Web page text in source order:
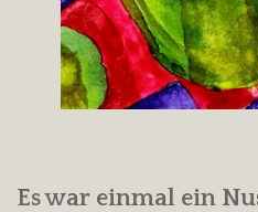
Es war einmal ein